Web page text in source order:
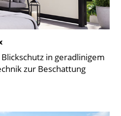
in geradlinigem
zur Beschattung